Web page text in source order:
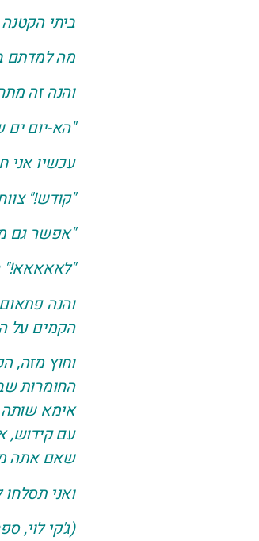
ביתי
מה למדתם
והנה זה
"הא-יום ים
עכשיו
"קודש!"
"אפשר גם
"לאאאאא!"
והנה
הקמים על
וחוץ מזה,
החומרות
אימא שותה
עם קידוש,
שאם אתה
ואני
(ג'קי לוי, ספר השבת, עמודים